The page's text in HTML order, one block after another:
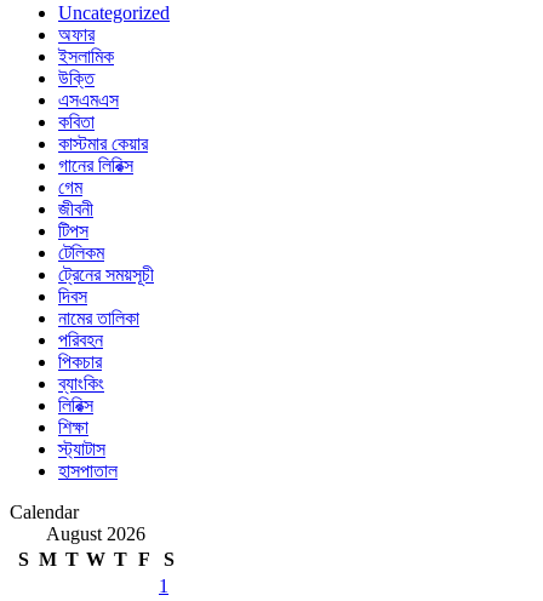
Uncategorized
অফার
ইসলামিক
উক্তি
এসএমএস
কবিতা
কাস্টমার কেয়ার
গানের লিরিক্স
গেম
জীবনী
টিপস
টেলিকম
ট্রেনের সময়সূচী
দিবস
নামের তালিকা
পরিবহন
পিকচার
ব্যাংকিং
লিরিক্স
শিক্ষা
স্ট্যাটাস
হাসপাতাল
Calendar
August 2026
S M T W T F
S
1